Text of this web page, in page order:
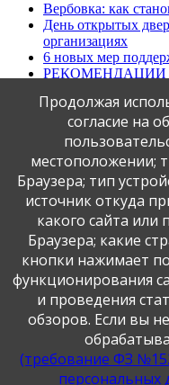
Вербовка: как
День открытых
организациях
6 новых мер
клещевых
О сроке уплаты
лиц и льготах
ПерваяПредыдущая1234 5
Публикация
фотографий,
Федеральным
персональных данных", с
данных".
Продолжая
согласие на
местоположении;
Браузера; тип
источник откуда
какого сайта или
Браузера; какие
кнопки нажимает
функционирования
и проведения
обзоров. Если вы
(требование ФЗ
персональных